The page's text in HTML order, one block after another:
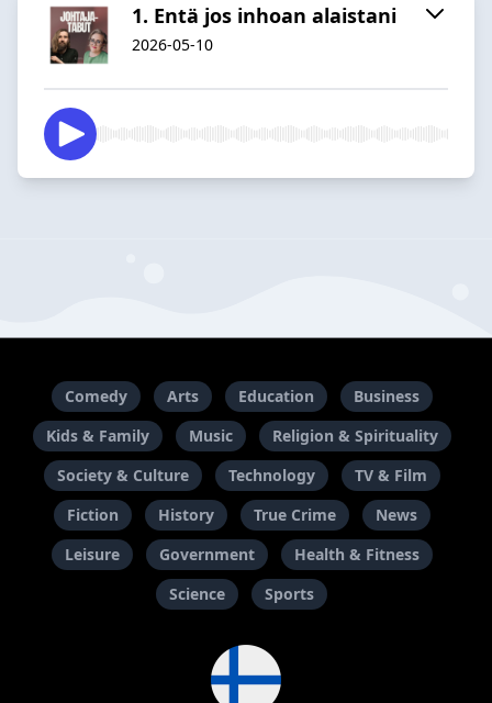
1. Entä jos inhoan alaistani
2026-05-10
Comedy Arts Education
Business
Kids & Family
Music
Religion & Spirituality
Society & Culture
Technology
TV & Film
Fiction
History True Crime
News
Leisure
Government
Health & Fitness
Science
Sports